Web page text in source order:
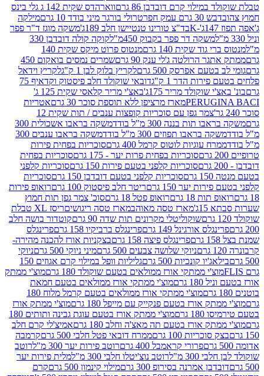
קרם דובדבן 86 גרם
ווארהדס שקית 142 ג גלי בינס
דבש 30 גרם עמק חפר
טרולי בורגר מיני בודד 10 גרם
מילקה
בד"צ טורינו טנטיישן חלב 189ג'
משקה מוגז ד"ר פפר
משקה דר פפר בקבוק 450מ"ל
קוקה קולה דובדבן 330
גוד שקית 140 גרם
מנטוס פרוט מיקס שקית 140
הרולטה ג'לי ענק 90 גרם
שמרים נמסים בואקום 450
אפרסק 500 גרם
לקריץ בלוק לבן 1 ק"ג
לקריץ וידאל
הדר 1 ק"ג
דובאי שוקולד חלב פיסטוק וקדאיף 75
שוקולד מריר 175ג'
באצ'י מריר קלאסי שקית 125 ג'
מארז מרציפן ללא תוספת סוכר 30 גרם
אטריות
צמר גפן עם סוכריות קופצות ענבים / תות שקית 12
תות בננה 300 מ"ל בודד
משקה בראבו אשכולית 300
בראבו תפוזים 300 מ"ל בודד
משקה בראבו ענבים 300
עוגיות לוטוס קרמל 400 גרם
סוכריות בפחית פירות
סוכריות בפחית פרות יער - 175 גרם
סוכריות בפחית
סוכריות קלפני בטעם פירות 150 גרם
סוכריות קלפני
סוכריות קלפני בטעם דובדבן 150 גרם
סוכריות
יער 150 גרם
ריטר חלב פיסטוק 100 גרם
רואופ פירות
תות 18 גרם
רואופ פטל 18 גרם
סוכ' צמר גפן תות חמוץ
מארז טסה מאוהב מארז טסה ריגושים
ריסז XL טבלת
שוקוליטלי מקרונים תות שדה 90 גרם
קוטדור בושה חלב
אורגינל 149 גרם
פרינגלס ברביקיו 158 גרם
פרינגלס
פרינגלס פיצה 158 גרם
בצקניות אורז להכנה מהירה-
ניוקי שלושה צבעים 500 גרם
מיני ניוקי 500 גרם
ניוקי
קונכיות 500 גרם
גליליות וופל במילוי קרם אגוזים 150
ממתקי אורז ממולאים בטעם שוקולד 180 גרם
מוצ'י ממתק
גרם
מוצ'י ממתקי אורז ממולאים בטעם חמאת
מוצ'י ממתקי אורז ממולאים בטעם קרמל מלוח 180
אורז בטעם פנקייק עם מייפל 180 גרם
מוצ'י ממתק אורז
גרם
מוצ'י ממתק אורז בטעם עוגת גבינה ותותים 180
אורז בטעם תה מאצ'ה וחלב 180 גרם
אמיצ'לי קרם חלב
סוכריות 100 גרם
ממרח דובאי פטל חלבי 500 גרם
קרמבה
פרורי קראמבל 400 גרם
רוטב פירות יער 300 מ"ל
רוטב
300 מ"ל
רוטב נוצ'יטלו חלבי 300 מ"ל
מלית פירות יער
אמרנה בסירופ 300 גרם
מילוי קינמון 500 גרם
קרם